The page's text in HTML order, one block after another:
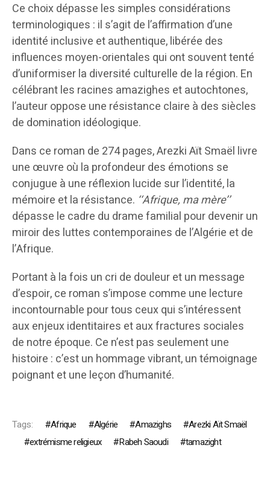
Ce choix dépasse les simples considérations
terminologiques : il s’agit de l’affirmation d’une
identité inclusive et authentique, libérée des
influences moyen-orientales qui ont souvent tenté
d’uniformiser la diversité culturelle de la région. En
célébrant les racines amazighes et autochtones,
l’auteur oppose une résistance claire à des siècles
de domination idéologique.
Dans ce roman de 274 pages, Arezki Aït Smaël livre
une œuvre où la profondeur des émotions se
conjugue à une réflexion lucide sur l’identité, la
mémoire et la résistance. ‘‘Afrique, ma mère’’
dépasse le cadre du drame familial pour devenir un
miroir des luttes contemporaines de l’Algérie et de
l’Afrique.
Portant à la fois un cri de douleur et un message
d’espoir, ce roman s’impose comme une lecture
incontournable pour tous ceux qui s’intéressent
aux enjeux identitaires et aux fractures sociales
de notre époque. Ce n’est pas seulement une
histoire : c’est un hommage vibrant, un témoignage
poignant et une leçon d’humanité.
Tags: Afrique Algérie Amazighs
Arezki Aït Smaël
extrémisme religieux
Rabeh Saoudi tamazight